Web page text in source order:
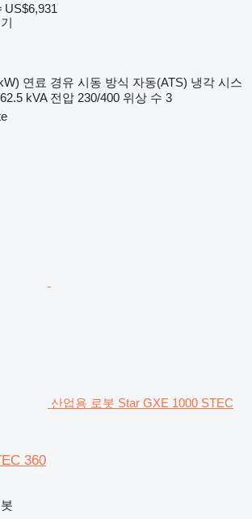
US$6,931
연료 경유 시동 방식 자동(ATS) 냉각 시스
62.5 kVA 전압 230/400 위상 수 3
산업용 로봇 Star GXE 1000 STEC
360